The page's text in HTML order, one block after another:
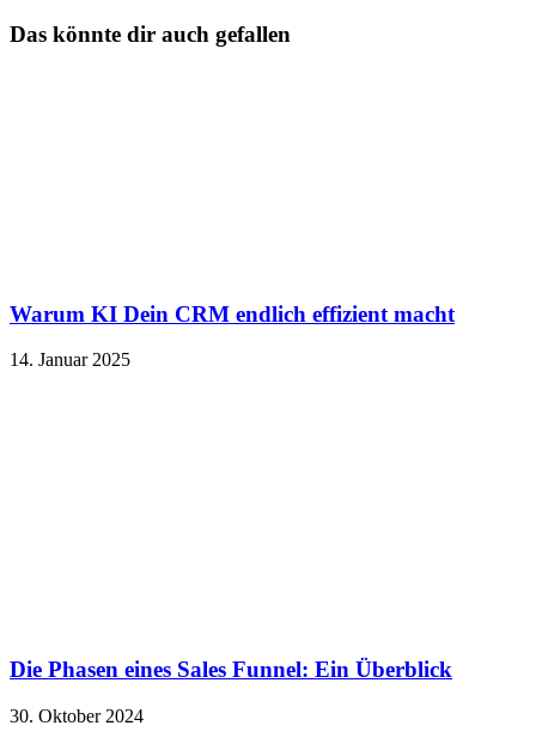
Das könnte dir auch gefallen
Warum KI Dein CRM endlich effizient macht
14. Januar 2025
Die Phasen eines Sales Funnel: Ein Überblick
30. Oktober 2024